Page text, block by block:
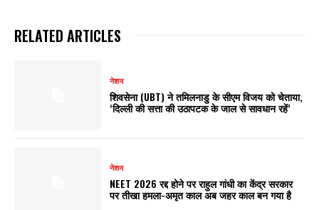
RELATED ARTICLES
नेशन
शिवसेना (UBT) ने तमिलनाडु के सीएम विजय को चेताया,
‘दिल्ली की सत्ता की उठापटक के जाल से सावधान रहें’
नेशन
NEET 2026 रद्द होने पर राहुल गांधी का केंद्र सरकार
पर तीखा हमला-अमृत काल अब जहर काल बन गया है